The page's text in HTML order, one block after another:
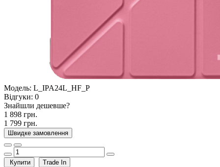
Модель: L_IPA24L_HF_P
Відгуки: 0
Знайшли дешевше?
1 898 грн.
1 799 грн.
Швидке замовлення
Купити Trade In